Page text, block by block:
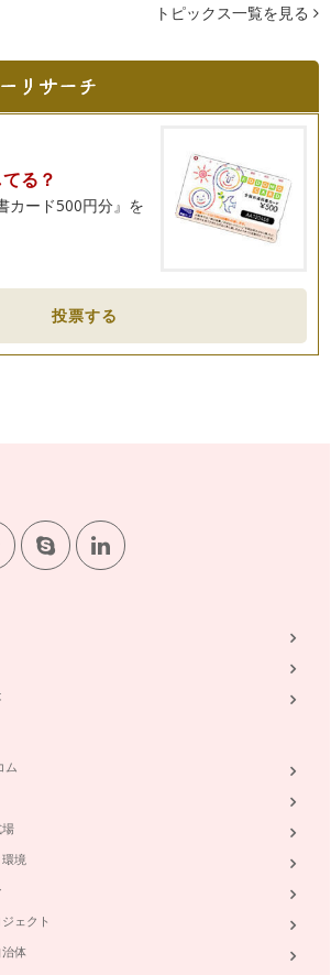
と思っても、チラシやインターネットを
「子どもが小さ…
いスマートハウス
な存在になりましたが、「スマートハウ
したことはあり…
のメリット
とのひとつ、新築か中古のどちらを選ぶ
のがいい？
ホームを考えている人におすすめしたい
づくりノート」をご…
、所有者が共同…
かりづらい用語
紹介、新聞折込やポストに投函される不
イホームがほし…
いわれています…
ら「親子で仲良く、安心して暮らせる家が
が増えた、とい…
トピックス一覧を見る
る？
カード500円分』を
投票する
ム
境
ェクト
体